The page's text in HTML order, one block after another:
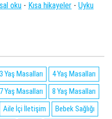
oku - Kısa hikayeler - Uyku
3 Yaş Masalları
4 Yaş Masalları
7 Yaş Masalları
8 Yaş Masalları
Aile İçi İletişim
Bebek Sağlığı